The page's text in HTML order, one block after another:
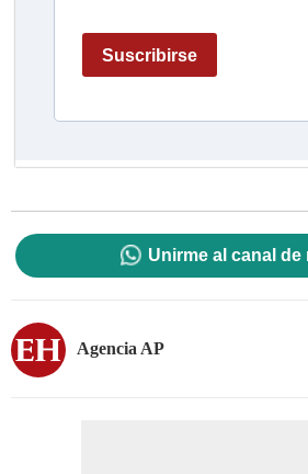
Unirme al canal de
Agencia AP